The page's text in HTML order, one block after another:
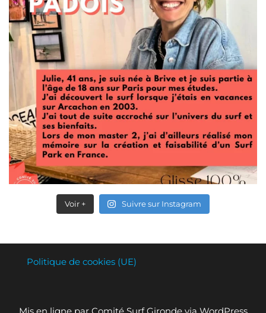
Voir + Suivre sur Instagram
Politique de cookies (UE)